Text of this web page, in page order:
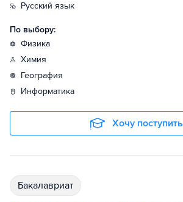
русский язык
По выбору:
физика
химия
география
информатика
Хочу поступить
бакалавриат